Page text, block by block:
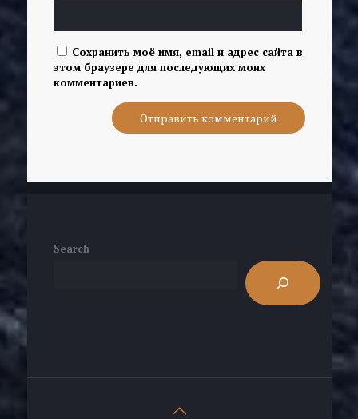
Сохранить моё имя, email и адрес сайта в
этом браузере для последующих моих
комментариев.
Search